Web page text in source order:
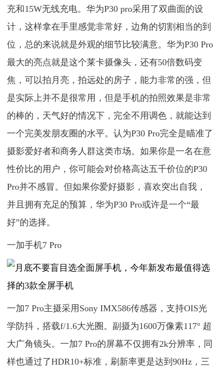
充和15W无线充电。华为P30 pro采用了双曲面的设
计，这样拿在手里感觉非常好，边角的切割相当的到
位，总的来说就是外观的细节比较满意。华为P30 Pro
最大的亮点就是这个莱卡摄像头，还有50倍数码变
焦，可以拍月亮，拍远处的房子，能力非常的强，但
是实际上并不是很常用，但是手机的拍照效果是非常
的棒的，天气好的情况下，完全不用调色，就能达到
一个完美发朋友圈的水平。认为P30 Pro完全是瞄准了
摄影爱好者和商务人群这类市场。如果你是一名在意
性价比的用户，你可能会对价格高达五千价位的P30
Pro并不感冒。但如果你爱好摄影，喜欢突出自我，
并且拥有充足的预算，华为P30 Pro或许是一个“最
好”的选择。
一加手机7 Pro
一加7 Pro主摄采用Sony IMX586传感器，支持OIS光
学防抖，搭载f/1.6大光圈。副摄为1600万像素117° 超
大广角镜头。一加7 Pro的屏幕不仅拥有2k分辨率，同
样也通过了HDR10+标准，刷新率更是达到90Hz，三